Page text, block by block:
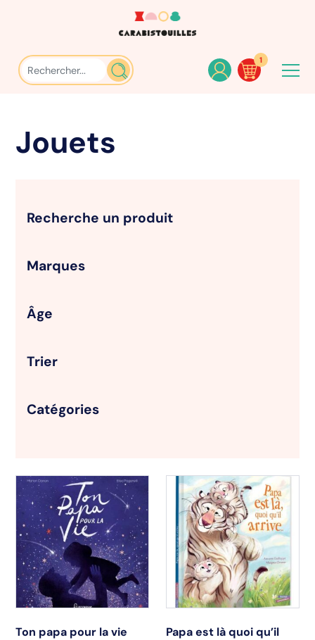
1
Jouets
Recherche un produit
Marques
Âge
Trier
Catégories
Ton papa pour la vie
Papa est là quoi qu’il